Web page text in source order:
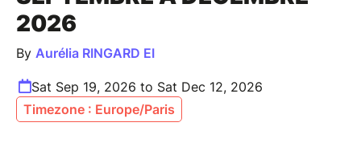
2026
By Aurélia RINGARD EI
Sat Sep 19, 2026 to Sat Dec 12, 2026
Timezone : Europe/Paris